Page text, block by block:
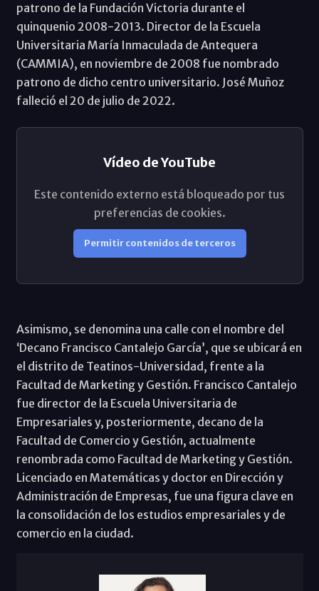
patrono de la Fundación Victoria durante el
quinquenio 2008-2013. Director de la Escuela
Universitaria María Inmaculada de Antequera
(CAMMIA), en noviembre de 2008 fue nombrado
patrono de dicho centro universitario. José Muñoz
falleció el 20 de julio de 2022.
Vídeo de YouTube
Este contenido externo está bloqueado por tus
preferencias de cookies.
Permitir contenidos de terceros
Asimismo, se denomina una calle con el nombre del
‘Decano Francisco Cantalejo García’, que se ubicará en
el distrito de Teatinos-Universidad, frente a la
Facultad de Marketing y Gestión. Francisco Cantalejo
fue director de la Escuela Universitaria de
Empresariales y, posteriormente, decano de la
Facultad de Comercio y Gestión, actualmente
renombrada como Facultad de Marketing y Gestión.
Licenciado en Matemáticas y doctor en Dirección y
Administración de Empresas, fue una figura clave en
la consolidación de los estudios empresariales y de
comercio en la ciudad.